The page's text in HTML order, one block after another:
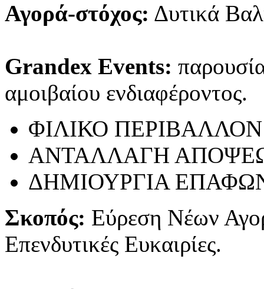
Αγορά-στόχος: Δυτικά
Grandex Events:
αμοιβαίου ενδιαφέροντος.
ΦΙΛΙΚΟ ΠΕΡΙΒΑΛΛΟΝ
ΑΝΤΑΛΛΑΓΗ
ΔΗΜΙΟΥΡΓΙΑ
Σκοπός: Εύρεση Νέων
Επενδυτικές Ευκαιρίες.